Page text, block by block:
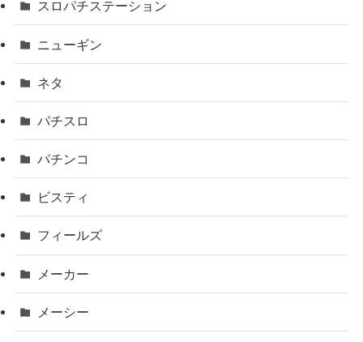
スロパチステーション
ニューギン
ネタ
パチスロ
パチンコ
ビスティ
フィールズ
メーカー
メーシー